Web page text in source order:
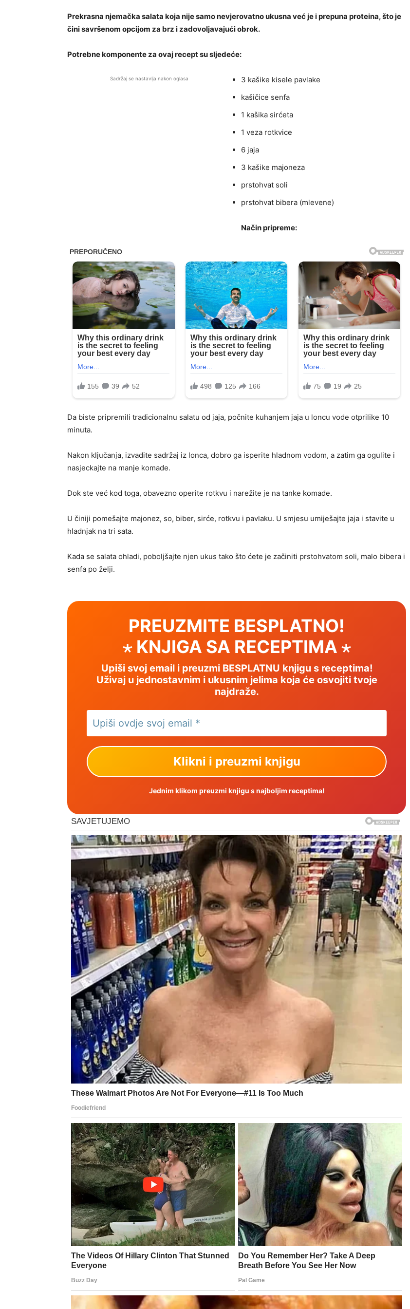
Prekrasna njemačka salata koja nije samo nevjerovatno ukusna već je i prepuna proteina, što je
čini savršenom opcijom za brz i zadovoljavajući obrok.
Potrebne komponente za ovaj recept su sljedeće:
Sadržaj se nastavlja nakon oglasa
3 kašike kisele pavlake
kašičice senfa
1 kašika sirćeta
1 veza rotkvice
6 jaja
3 kašike majoneza
prstohvat soli
prstohvat bibera (mlevene)
Način pripreme:
Da biste pripremili tradicionalnu salatu od jaja, počnite kuhanjem jaja u loncu vode otprilike 10
minuta.
Nakon ključanja, izvadite sadržaj iz lonca, dobro ga isperite hladnom vodom, a zatim ga ogulite i
nasjeckajte na manje komade.
Dok ste već kod toga, obavezno operite rotkvu i narežite je na tanke komade.
U činiji pomešajte majonez, so, biber, sirće, rotkvu i pavlaku. U smjesu umiješajte jaja i stavite u
hladnjak na tri sata.
Kada se salata ohladi, poboljšajte njen ukus tako što ćete je začiniti prstohvatom soli, malo bibera i
senfa po želji.
PREUZMITE BESPLATNO!
⋆ KNJIGA SA RECEPTIMA ⋆
Upiši svoj email i preuzmi BESPLATNU knjigu s receptima!
Uživaj u jednostavnim i ukusnim jelima koja će osvojiti tvoje
najdraže.
Jednim klikom preuzmi knjigu s najboljim receptima!